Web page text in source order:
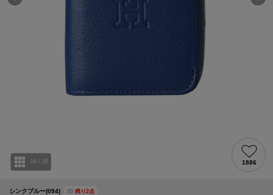
シンクブルー(094) 00 残り 2点
10 / 20 1886